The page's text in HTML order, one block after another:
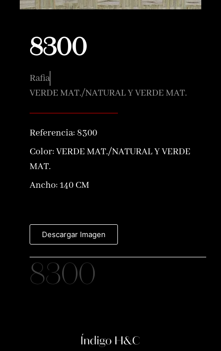
8300
Rafia
VERDE MAT./NATURAL Y VERDE MAT.
Referencia: 8300
Color: VERDE MAT./NATURAL Y VERDE
MAT.
Ancho: 140 CM
Descargar Imagen
8300